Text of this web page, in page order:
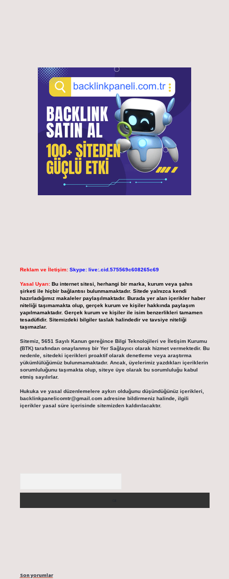
Reklam ve İletişim: Skype: live:.cid.575569c608265c69
Yasal Uyarı: Bu internet sitesi, herhangi bir marka, kurum veya şahıs
şirketi ile hiçbir bağlantısı bulunmamaktadır. Sitede yalnızca kendi
hazırladığımız makaleler paylaşılmaktadır. Burada yer alan içerikler haber
niteliği taşımamakta olup, gerçek kurum ve kişiler hakkında paylaşım
yapılmamaktadır. Gerçek kurum ve kişiler ile isim benzerlikleri tamamen
tesadüfidir. Sitemizdeki bilgiler taslak halindedir ve tavsiye niteliği
taşımazlar.
Sitemiz, 5651 Sayılı Kanun gereğince Bilgi Teknolojileri ve İletişim Kurumu
(BTK) tarafından onaylanmış bir Yer Sağlayıcı olarak hizmet vermektedir. Bu
nedenle, sitedeki içerikleri proaktif olarak denetleme veya araştırma
yükümlülüğümüz bulunmamaktadır. Ancak, üyelerimiz yazdıkları içeriklerin
sorumluluğunu taşımakta olup, siteye üye olarak bu sorumluluğu kabul
etmiş sayılırlar.
Hukuka ve yasal düzenlemelere aykırı olduğunu düşündüğünüz içerikleri,
backlinkpanelicomtr@gmail.comadresine bildirmeniz halinde, ilgili
içerikler yasal süre içerisinde sitemizden kaldırılacaktır.
Son yorumlar